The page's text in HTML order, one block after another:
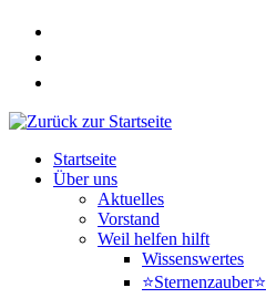
Zum
springen
Startseite
Über uns
Aktuelles
Vorstand
Weil helfen hilft
Wissenswertes
⭐Sternenzauber⭐